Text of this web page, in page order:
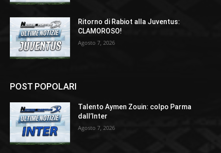
Ritorno di Rabiot alla Juventus:
CLAMOROSO!
Agosto 7, 2026
POST POPOLARI
Talento Aymen Zouin: colpo Parma
dall’Inter
Agosto 7, 2026